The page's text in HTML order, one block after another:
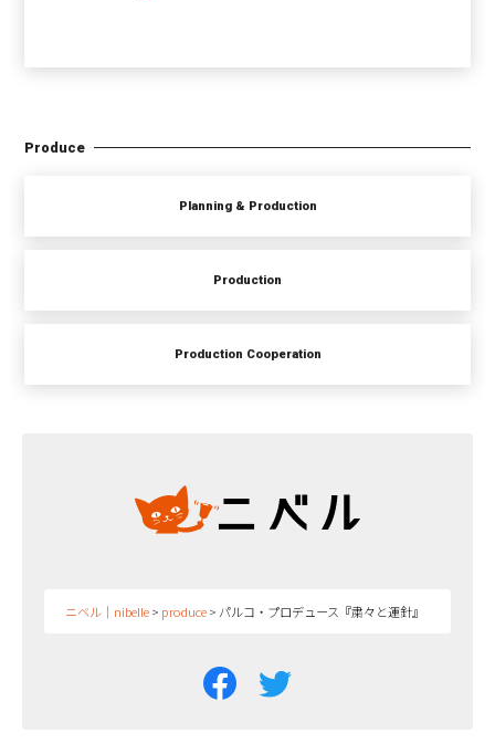
Produce
Planning & Production
Production
Production Cooperation
ニベル｜nibelle> produce> パルコ・プロデュース『粛々と運針』